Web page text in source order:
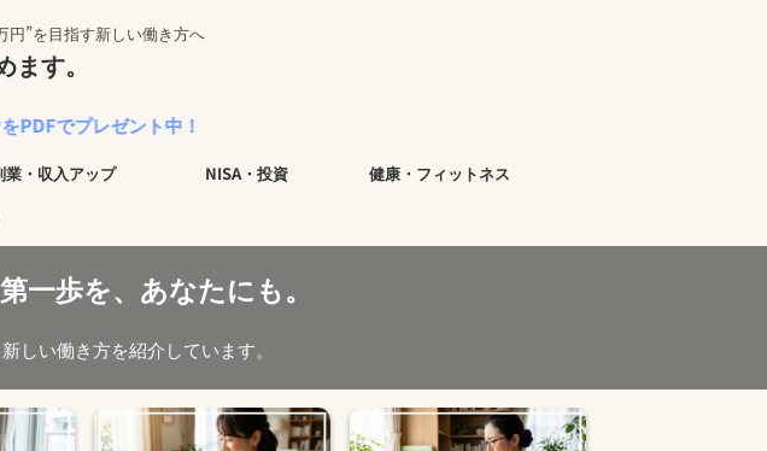
円”を目指す新しい働き方へ
す。
ント中！
業・収入アップ NISA・投資 健康・フィットネス
一歩を、あなたにも。
しい働き方を紹介しています。